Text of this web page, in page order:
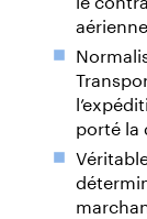
porté la